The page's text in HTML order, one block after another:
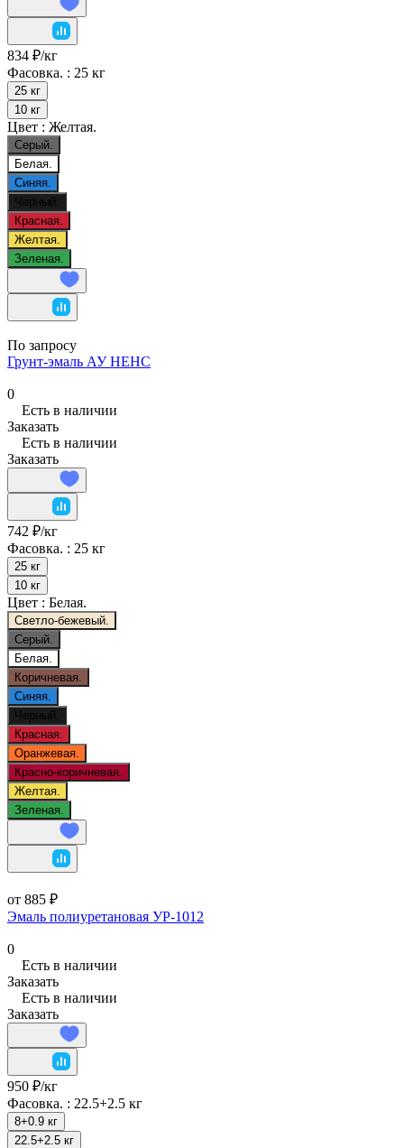
834 ₽/кг
Фасовка. : 25 кг
25 кг
10 кг
Цвет : Желтая.
Серый.
Белая.
Синяя.
Черный.
Красная.
Желтая.
Зеленая.
По запросу
Грунт-эмаль АУ НЕНС
0
Есть в наличии
Заказать
Есть в наличии
Заказать
742 ₽/кг
Фасовка. : 25 кг
25 кг
10 кг
Цвет : Белая.
Светло-бежевый.
Серый.
Белая.
Коричневая.
Синяя.
Черный.
Красная.
Оранжевая.
Красно-коричневая.
Желтая.
Зеленая.
от 885 ₽
Эмаль полиуретановая УР-1012
0
Есть в наличии
Заказать
Есть в наличии
Заказать
950 ₽/кг
Фасовка. : 22.5+2.5 кг
8+0.9 кг
22.5+2.5 кг